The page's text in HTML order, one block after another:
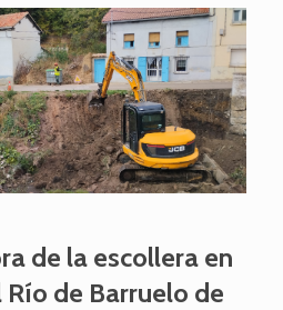
de la escollera en
de Barruelo de